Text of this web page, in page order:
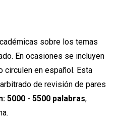
sobre los temas
En ocasiones se incluyen
circulen en español. Esta
de revisión de pares
5000 - 5500 palabras,